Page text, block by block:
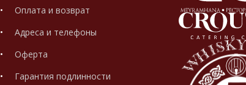
Оплата и возврат
Адреса и телефоны
Оферта
Гарантия подлинности